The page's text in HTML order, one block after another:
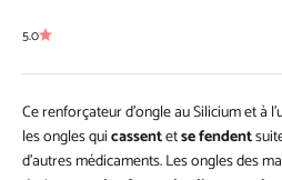
5.0
Ce renforçateur d'ongle au Silicium et à
les ongles quicassentetse fendent
d'autres médicaments. Les ongles des